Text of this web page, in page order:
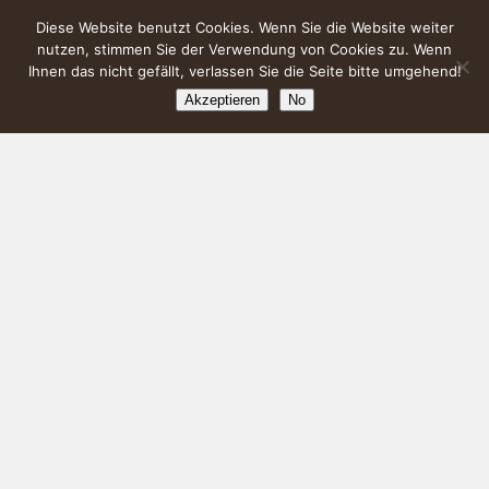
Diese Website benutzt Cookies. Wenn Sie die Website weiter
nutzen, stimmen Sie der Verwendung von Cookies zu. Wenn
Ihnen das nicht gefällt, verlassen Sie die Seite bitte umgehend!
Akzeptieren No